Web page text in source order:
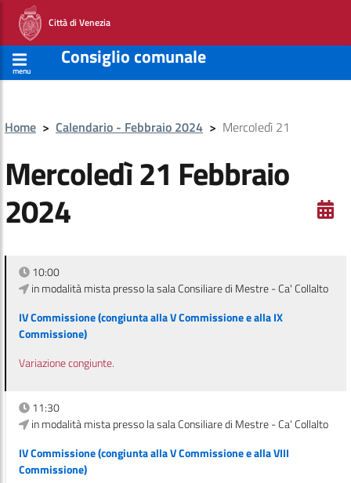
Città di Venezia
menu
Consiglio comunale
Home > Calendario - Febbraio 2024 > Mercoledì 21
Mercoledì 21 Febbraio
2024
10:00
in modalità mista presso la sala Consiliare di Mestre - Ca' Collalto
IV Commissione (congiunta alla V Commissione e alla IX
Commissione)
Variazione congiunte.
11:30
in modalità mista presso la sala Consiliare di Mestre - Ca' Collalto
IV Commissione (congiunta alla V Commissione e alla VIII
Commissione)